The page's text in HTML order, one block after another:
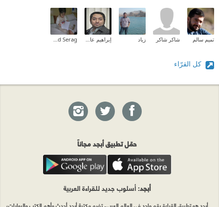
تميم سالم شاكر شاكر زياد إبراهيم عادل Mahmoud Serag
كل القرّاء
حمّل تطبيق أبجد مجاناً
أبجد: أسلوب جديد للقراءة العربية